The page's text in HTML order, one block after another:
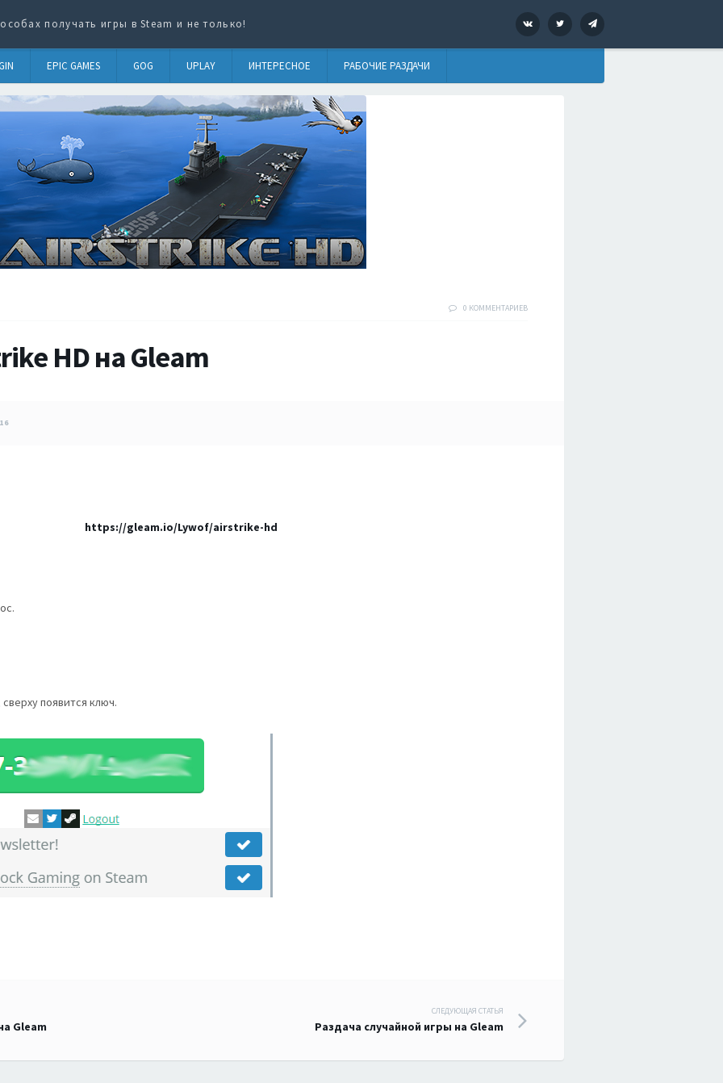
получать игры в Steam и не только! VK Twitter
EPIC GAMES GOG UPLAY ИНТЕРЕСНОЕ РАБОЧИЕ РАЗДАЧИ
0 КОММЕНТАРИЕВ
HD на Gleam
https://gleam.io/Lywof/airstrike-hd
появится ключ.
Gleam
СЛЕДУЮЩАЯ СТАТЬЯ
Раздача случайной игры на Gleam